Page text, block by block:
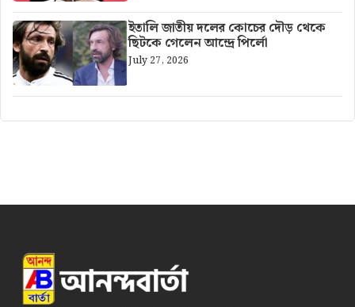
ইতালি জাতীয় দলের কোচের দৌড় থেকে
ছিটকে গেলেন আন্দ্রে পির্লো
July 27, 2026